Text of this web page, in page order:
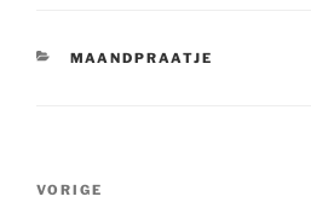
CATEGORIEËN
MAANDPRAATJE
Vorig
VORIGE